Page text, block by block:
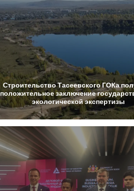
СтроительствоТасеевскогоГОКа
положительноезаключение
экологическойэкспертизы